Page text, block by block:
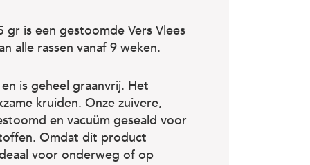
gr is een gestoomde Vers Vlees
alle rassen vanaf 9 weken.
is geheel graanvrij. Het
kruiden. Onze zuivere,
en vacuüm geseald voor
Omdat dit product
voor onderweg of op